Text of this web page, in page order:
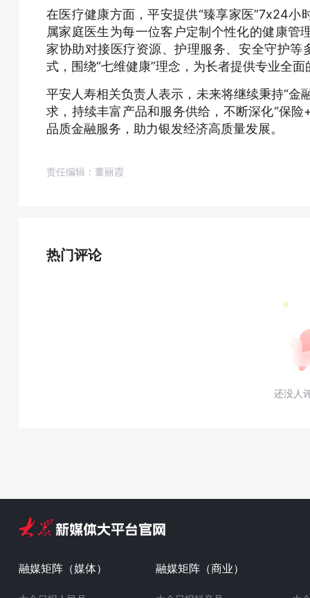
在医疗健康方面，平安提供“臻享家医”7x24
属家庭医生为每一位客户定制个性化的健康
家协助对接医疗资源、护理服务、安全守护等
式，围绕“七维健康”理念，为长者提供专业全
平安人寿相关负责人表示，未来将继续秉持“金
求，持续丰富产品和服务供给，不断深化“保
品质金融服务，助力银发经济高质量发展。
责任编辑：董丽霞
热门评论
还没人
融媒矩阵（媒体） 融媒矩阵（商业）